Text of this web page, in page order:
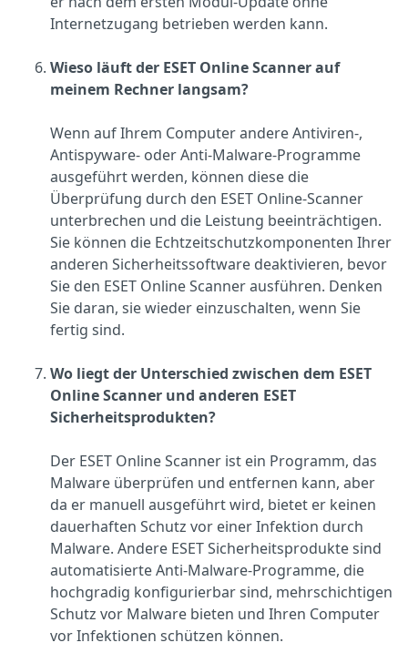
Internetzugang betrieben werden kann.
Wieso läuft der ESET Online Scanner auf
meinem Rechner langsam?
Wenn auf Ihrem Computer andere Antiviren-,
Antispyware- oder Anti-Malware-Programme
ausgeführt werden, können diese die
Überprüfung durch den ESET Online-Scanner
unterbrechen und die Leistung beeinträchtigen.
Sie können die Echtzeitschutzkomponenten Ihrer
anderen Sicherheitssoftware deaktivieren, bevor
Sie den ESET Online Scanner ausführen. Denken
Sie daran, sie wieder einzuschalten, wenn Sie
fertig sind.
Wo liegt der Unterschied zwischen dem ESET
Online Scanner und anderen ESET
Sicherheitsprodukten?
Der ESET Online Scanner ist ein Programm, das
Malware überprüfen und entfernen kann, aber
da er manuell ausgeführt wird, bietet er keinen
dauerhaften Schutz vor einer Infektion durch
Malware. Andere ESET Sicherheitsprodukte sind
automatisierte Anti-Malware-Programme, die
hochgradig konfigurierbar sind, mehrschichtigen
Schutz vor Malware bieten und Ihren Computer
vor Infektionen schützen können.